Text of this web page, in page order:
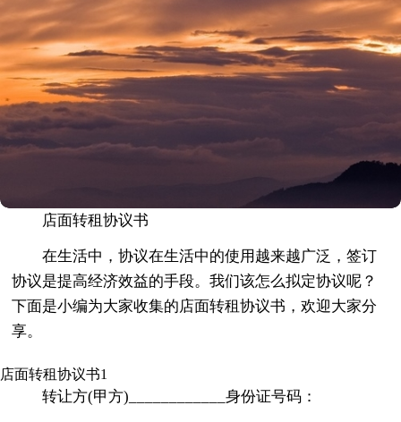
店面转租协议书
在生活中，协议在生活中的使用越来越广泛，签订
协议是提高经济效益的手段。我们该怎么拟定协议呢？
下面是小编为大家收集的店面转租协议书，欢迎大家分
享。
店面转租协议书1
转让方(甲方)____________身份证号码：